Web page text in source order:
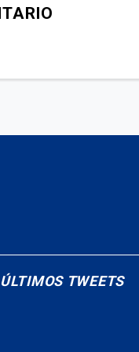
ÚLTIMOS TWEETS